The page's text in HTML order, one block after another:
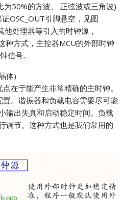
50%的方波、 正弦波或三角波)
OSC_OUT引脚悬空，见图
处理器等引入的时钟源，
种方式，主控器MCU的外部时钟
信号。
体)
在于能产生非常精确的主时钟。
。谐振器和负载电容需要尽可能
输出失真和启动稳定时间。负载
调节。这种方式也是我们常用的